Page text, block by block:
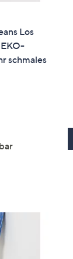
Los
schmales